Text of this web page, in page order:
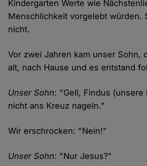
Kindergarten Werte wie
Menschlichkeit vorgelebt würden.
nicht.
Vor zwei Jahren kam unser Sohn,
alt, nach Hause und es entstand
Unser Sohn: "Gell, Findus (unsere
nicht ans Kreuz nageln."
Wir erschrocken: "Nein!"
Unser Sohn: "Nur Jesus?"